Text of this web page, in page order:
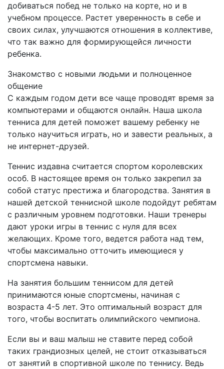
добиваться побед не только на корте, но и в
учебном процессе. Растет уверенность в себе и
своих силах, улучшаются отношения в коллективе,
что так важно для формирующейся личности
ребенка.
Знакомство с новыми людьми и полноценное
общение
С каждым годом дети все чаще проводят время за
компьютерами и общаются онлайн. Наша школа
тенниса для детей поможет вашему ребенку не
только научиться играть, но и завести реальных, а
не интернет-друзей.
Теннис издавна считается спортом королевских
особ. В настоящее время он только закрепил за
собой статус престижа и благородства. Занятия в
нашей детской теннисной школе подойдут ребятам
с различным уровнем подготовки. Наши тренеры
дают уроки игры в теннис с нуля для всех
желающих. Кроме того, ведется работа над тем,
чтобы максимально отточить имеющиеся у
спортсмена навыки.
На занятия большим теннисом для детей
принимаются юные спортсмены, начиная с
возраста 4-5 лет. Это оптимальный возраст для
того, чтобы воспитать олимпийского чемпиона.
Если вы и ваш малыш не ставите перед собой
таких грандиозных целей, не стоит отказываться
от занятий в спортивной школе по теннису. Ведь